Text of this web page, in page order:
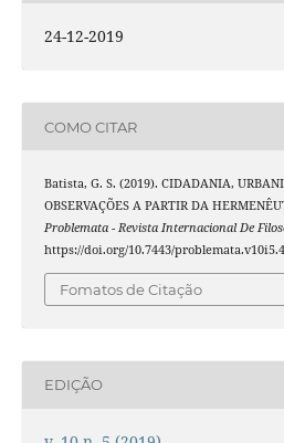
24-12-2019
COMO CITAR
Batista, G. S. (2019). CIDADANIA,
OBSERVAÇÕES A PARTIR DA
Problemata - Revista Internacional De
https://doi.org/10.7443/
Fomatos de Citação
EDIÇÃO